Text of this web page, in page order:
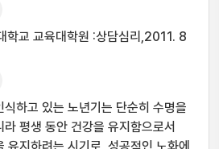
학교 교육대학원 :상담심리,2011. 8
하고 있는 노년기는 단순히 수명을
평생 동안 건강을 유지함으로서